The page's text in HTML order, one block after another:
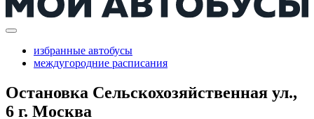
избранные автобусы
междугородние расписания
Остановка Сельскохозяйственная ул.,
6 г. Москва